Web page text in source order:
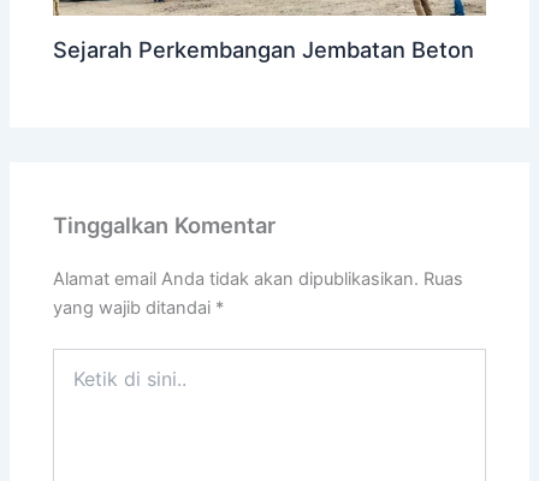
Sejarah Perkembangan Jembatan Beton
Tinggalkan Komentar
Alamat email Anda tidak akan dipublikasikan. Ruas
yang wajib ditandai *